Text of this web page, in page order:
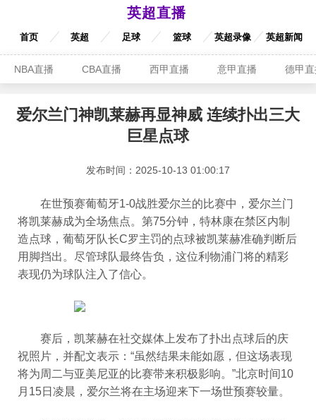
英超直播
首页 英超 足球 篮球 英超录像 英超新闻
NBA直播 CBA直播 西甲直播 意甲直播 德甲
爱尔兰门神凯莱赫再显神威 连续扑出三大
巨星点球
发布时间：2025-10-13 01:00:17
在世预赛葡萄牙1-0战胜爱尔兰的比赛中，爱尔兰门
将凯莱赫成为全场焦点。第75分钟，特林康在禁区内制
造点球，葡萄牙队长C罗主罚的点球被凯莱赫准确判断后
用脚挡出。尽管球队最终告负，这位利物浦门将的精彩
表现仍为球队注入了信心。
赛后，凯莱赫在社交媒体上发布了扑出点球后的庆
祝照片，并配文表示：“虽然结果未能如愿，但这场表现
将为周二与亚美尼亚的比赛带来积极影响。”北京时间10
月15日凌晨，爱尔兰将在主场迎来下一场世预赛较量。